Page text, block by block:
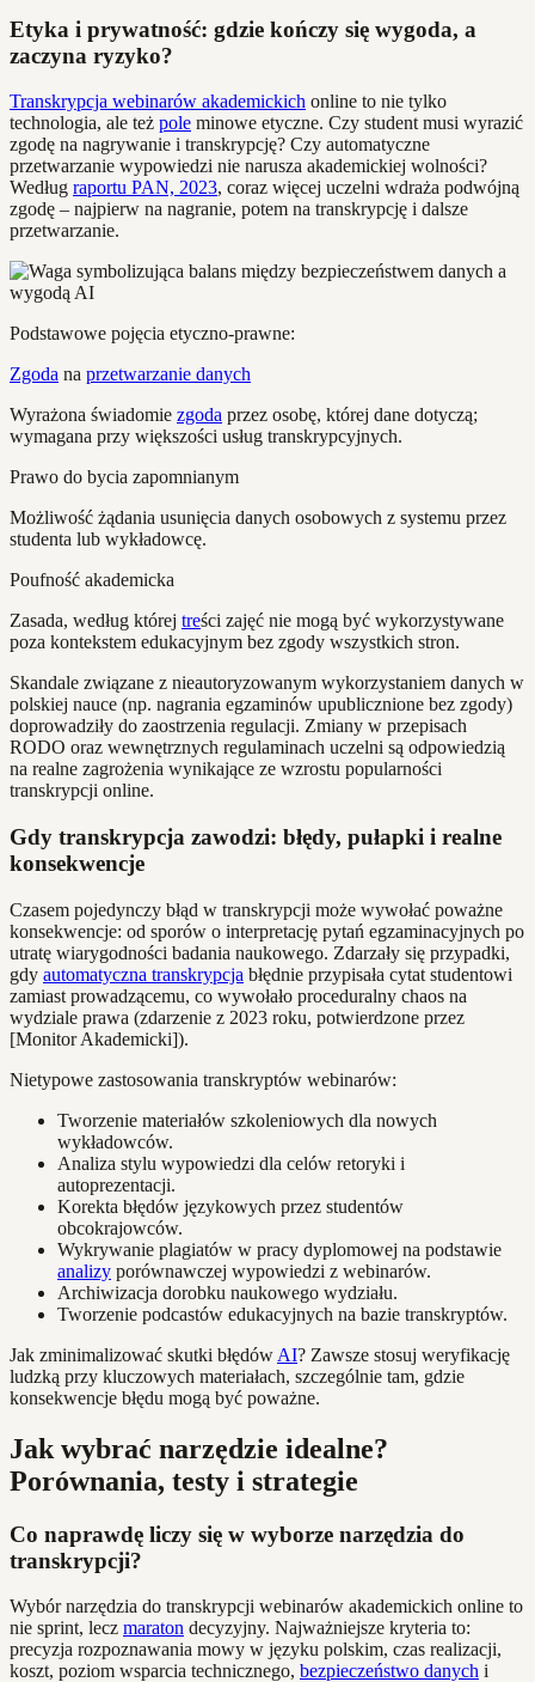
Etyka i prywatność: gdzie kończy się wygoda, a
zaczyna ryzyko?
Transkrypcja webinarów akademickich online to nie tylko
technologia, ale też pole minowe etyczne. Czy student musi wyrazić
zgodę na nagrywanie i transkrypcję? Czy automatyczne
przetwarzanie wypowiedzi nie narusza akademickiej wolności?
Według raportu PAN, 2023, coraz więcej uczelni wdraża podwójną
zgodę – najpierw na nagranie, potem na transkrypcję i dalsze
przetwarzanie.
Podstawowe pojęcia etyczno-prawne:
Zgoda na przetwarzanie danych
Wyrażona świadomie zgoda przez osobę, której dane dotyczą;
wymagana przy większości usług transkrypcyjnych.
Prawo do bycia zapomnianym
Możliwość żądania usunięcia danych osobowych z systemu przez
studenta lub wykładowcę.
Poufność akademicka
Zasada, według której treści zajęć nie mogą być wykorzystywane
poza kontekstem edukacyjnym bez zgody wszystkich stron.
Skandale związane z nieautoryzowanym wykorzystaniem danych w
polskiej nauce (np. nagrania egzaminów upublicznione bez zgody)
doprowadziły do zaostrzenia regulacji. Zmiany w przepisach
RODO oraz wewnętrznych regulaminach uczelni są odpowiedzią
na realne zagrożenia wynikające ze wzrostu popularności
transkrypcji online.
Gdy transkrypcja zawodzi: błędy, pułapki i realne
konsekwencje
Czasem pojedynczy błąd w transkrypcji może wywołać poważne
konsekwencje: od sporów o interpretację pytań egzaminacyjnych po
utratę wiarygodności badania naukowego. Zdarzały się przypadki,
gdy automatyczna transkrypcja błędnie przypisała cytat studentowi
zamiast prowadzącemu, co wywołało proceduralny chaos na
wydziale prawa (zdarzenie z 2023 roku, potwierdzone przez
[Monitor Akademicki]).
Nietypowe zastosowania transkryptów webinarów:
Tworzenie materiałów szkoleniowych dla nowych
wykładowców.
Analiza stylu wypowiedzi dla celów retoryki i
autoprezentacji.
Korekta błędów językowych przez studentów
obcokrajowców.
Wykrywanie plagiatów w pracy dyplomowej na podstawie
analizy porównawczej wypowiedzi z webinarów.
Archiwizacja dorobku naukowego wydziału.
Tworzenie podcastów edukacyjnych na bazie transkryptów.
Jak zminimalizować skutki błędów AI? Zawsze stosuj weryfikację
ludzką przy kluczowych materiałach, szczególnie tam, gdzie
konsekwencje błędu mogą być poważne.
Jak wybrać narzędzie idealne?
Porównania, testy i strategie
Co naprawdę liczy się w wyborze narzędzia do
transkrypcji?
Wybór narzędzia do transkrypcji webinarów akademickich online to
nie sprint, lecz maraton decyzyjny. Najważniejsze kryteria to:
precyzja rozpoznawania mowy w języku polskim, czas realizacji,
koszt, poziom wsparcia technicznego, bezpieczeństwo danych i